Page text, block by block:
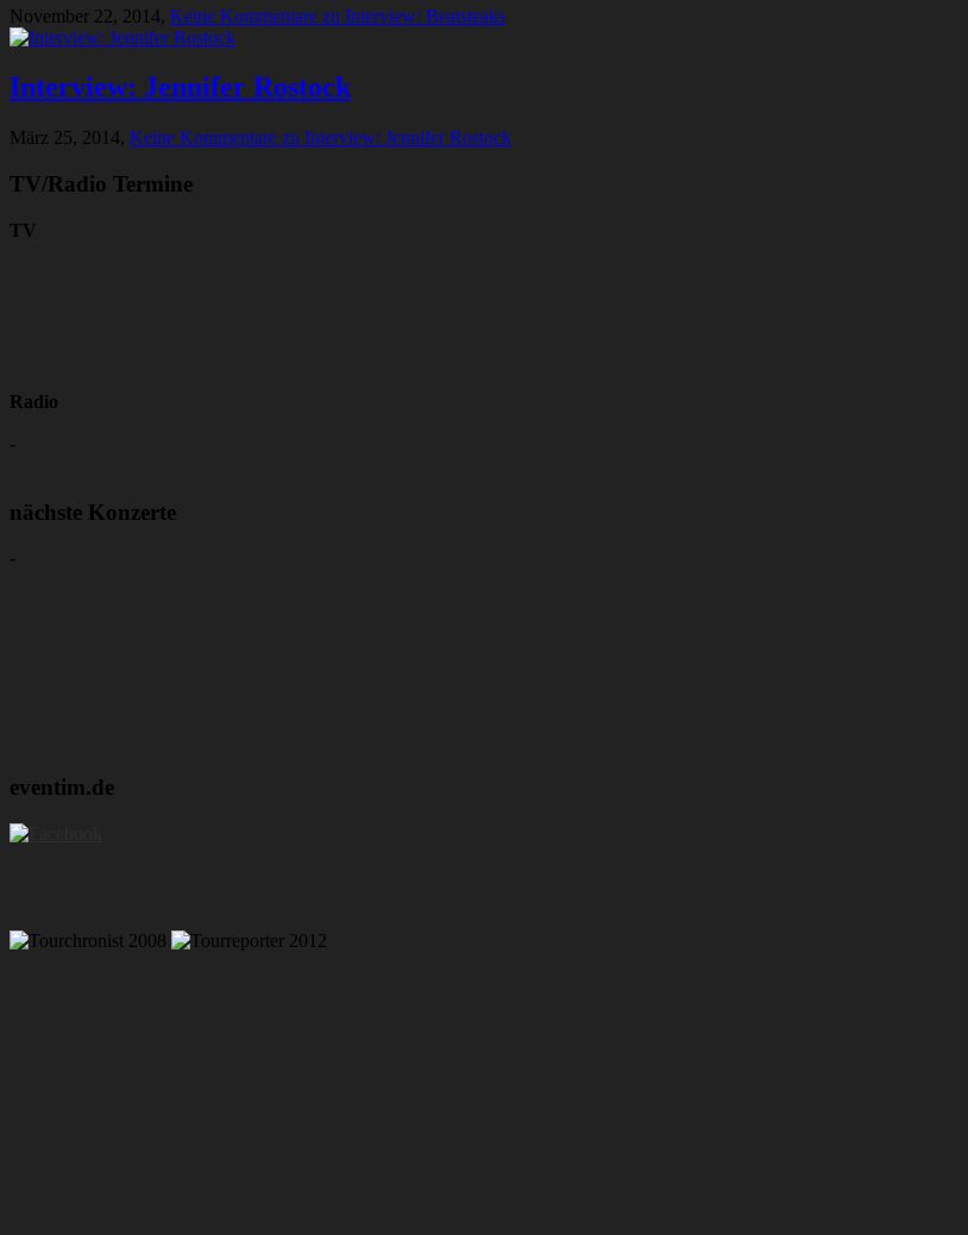
November 22, 2014, Keine Kommentare zu Interview: Beatsteaks
Interview: Jennifer Rostock
März 25, 2014, Keine Kommentare zu Interview: Jennifer Rostock
TV/Radio Termine
TV
Radio
-
nächste Konzerte
-
eventim.de